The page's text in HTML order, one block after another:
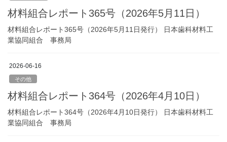
材料組合レポート365号（2026年5月11日）
材料組合レポート365号（2026年5月11日発行） 日本歯科材料工
業協同組合 事務局
2026-06-16
その他
材料組合レポート364号（2026年4月10日）
材料組合レポート364号（2026年4月10日発行） 日本歯科材料工
業協同組合 事務局